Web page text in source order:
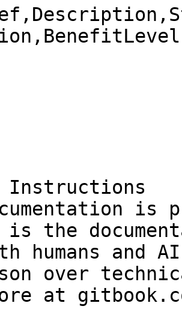
Instructions
is
is the
humans and
over
at